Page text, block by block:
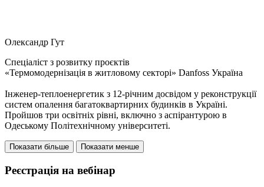
Олександр Гут
Спеціаліст з розвитку проєктів
«Термомодернізація в житловому секторі» Danfoss Україна
Інженер-теплоенергетик з 12-річним досвідом у реконструкції
систем опалення багатоквартирних будинків в Україні.
Пройшов три освітніх рівні, включно з аспірантурою в
Одеському Політехнічному університеті.
Показати більше Показати менше
Реєстрація на вебінар